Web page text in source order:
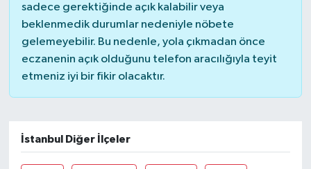
sadece gerektiğinde açık kalabilir veya
beklenmedik durumlar nedeniyle nöbete
gelemeyebilir. Bu nedenle, yola çıkmadan önce
eczanenin açık olduğunu telefon aracılığıyla teyit
etmeniz iyi bir fikir olacaktır.
İstanbul Diğer İlçeler